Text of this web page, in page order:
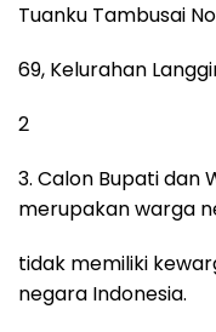
Tuanku Tambusai
69, Kelurahan
2
3. Calon Bupati dan
merupakan warga
tidak memiliki
negara Indonesia.